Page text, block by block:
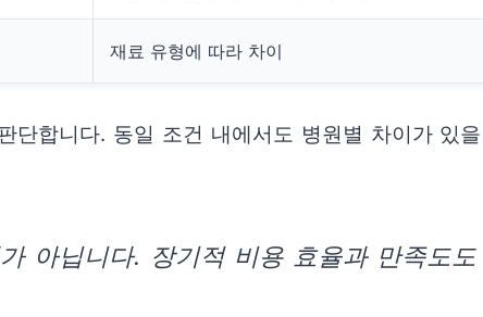
재료 유형에 따라 차이
합니다. 동일 조건 내에서도 병원별 차이가 있
아닙니다. 장기적 비용 효율과 만족도